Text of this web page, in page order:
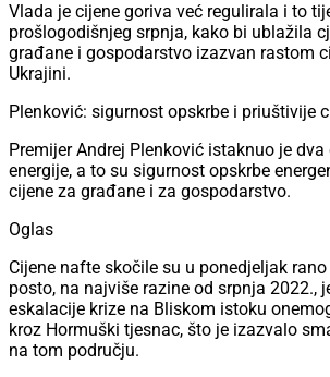
Vlada je cijene goriva već regulirala i to
prošlogodišnjeg srpnja, kako bi ublažila
građane i gospodarstvo izazvan rastom
Ukrajini.
Plenković: sigurnost opskrbe i priuštivije
Premijer Andrej Plenković istaknuo je
energije, a to su sigurnost opskrbe
cijene za građane i za gospodarstvo.
Oglas
Cijene nafte skočile su u ponedjeljak
posto, na najviše razine od srpnja 2022.,
eskalacije krize na Bliskom istoku
kroz Hormuški tjesnac, što je izazvalo
na tom području.